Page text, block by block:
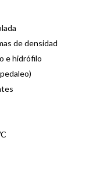
de densidad
e hidrófilo